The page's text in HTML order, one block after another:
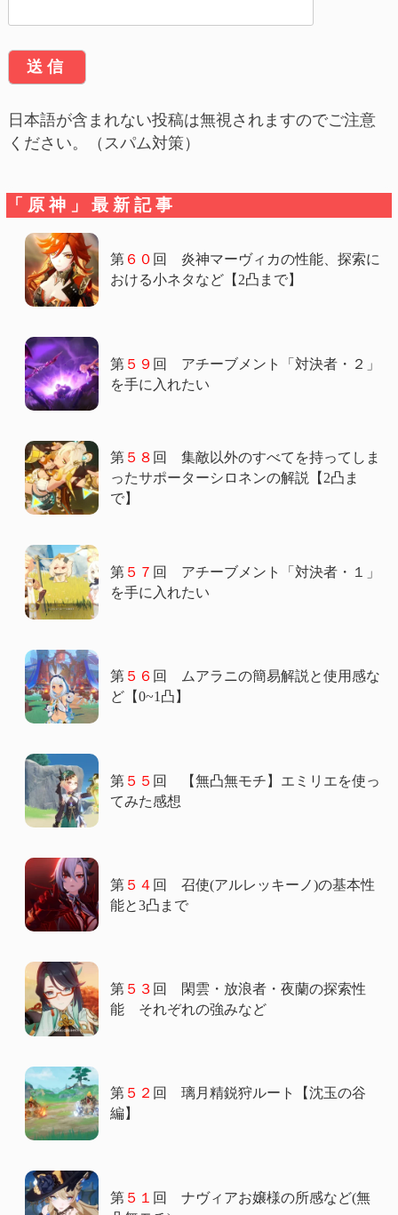
日本語が含まれない投稿は無視されますのでご注意
ください。（スパム対策）
「原神」最新記事
第６０ 回 炎神マーヴィカの性能、探索に
おける小ネタなど【2凸まで】
第５９ 回 アチーブメント「対決者・２」
を手に入れたい
第５８ 回 集敵以外のすべてを持ってしま
ったサポーターシロネンの解説【2凸ま
で】
第５７ 回 アチーブメント「対決者・１」
を手に入れたい
第５６ 回 ムアラニの簡易解説と使用感な
ど【0~1凸】
第５５ 回 【無凸無モチ】エミリエを使っ
てみた感想
第５４ 回 召使(アルレッキーノ)の基本性
能と3凸まで
第５３ 回 閑雲・放浪者・夜蘭の探索性
能 それぞれの強みなど
第５２ 回 璃月精鋭狩ルート【沈玉の谷
編】
第５１ 回 ナヴィアお嬢様の所感など(無